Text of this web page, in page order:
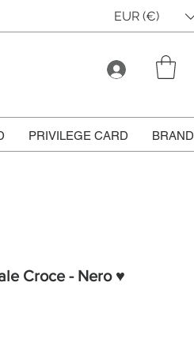
EUR (€)
PRIVILEGE CARD BRAND
Croce - Nero ♥